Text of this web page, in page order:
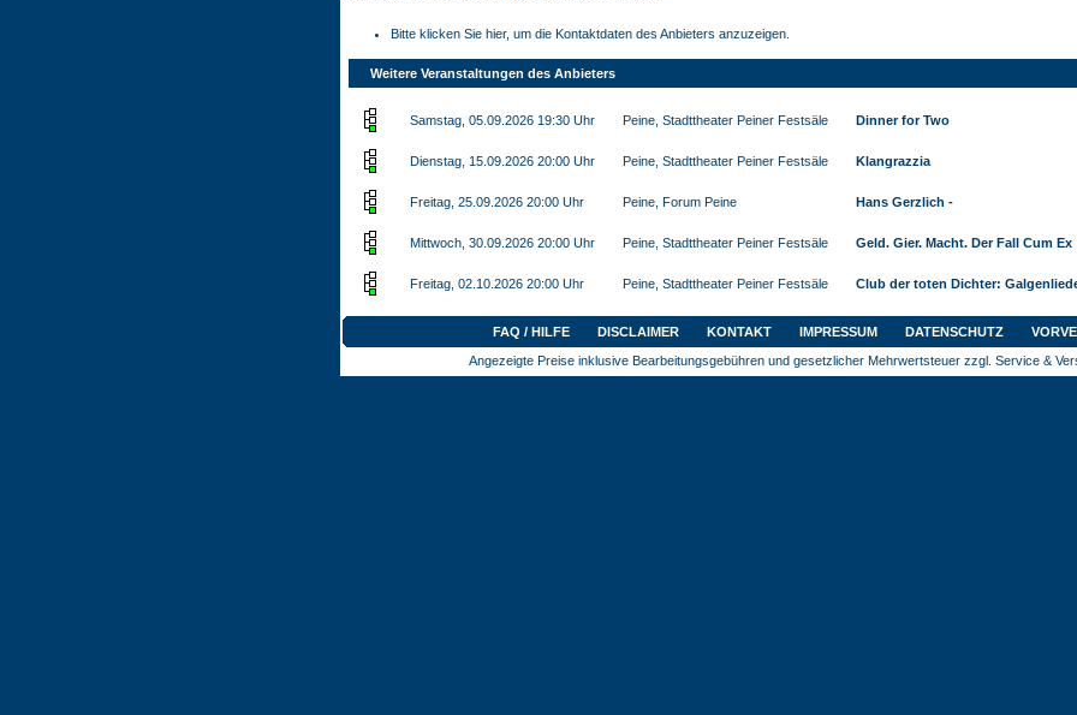
Bitte klicken Sie hier, um die Kontaktdaten des Anbieters anzuzeigen.
Weitere Veranstaltungen des Anbieters
Samstag, 05.09.2026 19:30 Uhr Peine, Stadttheater Peiner Festsäle Dinner for Two
Dienstag, 15.09.2026 20:00 Uhr Peine, Stadttheater Peiner Festsäle Klangrazzia
Freitag, 25.09.2026 20:00 Uhr Peine, Forum Peine Hans Gerzlich -
Mittwoch, 30.09.2026 20:00 Uhr Peine, Stadttheater Peiner Festsäle Geld. Gier. Macht. Der Fall Cum Ex
Freitag, 02.10.2026 20:00 Uhr Peine, Stadttheater Peiner Festsäle Club der toten Dichter:
FAQ / HILFE DISCLAIMER KONTAKT IMPRESSUM DATENSCHUTZ
Angezeigte Preise inklusive Bearbeitungsgebühren und gesetzlicher Mehrwertsteuer zzgl. Service &